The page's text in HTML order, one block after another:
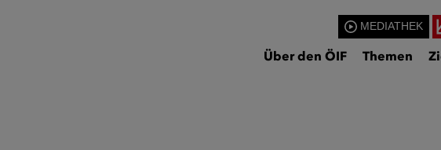
MEDIATHEK
Über den ÖIF Themen